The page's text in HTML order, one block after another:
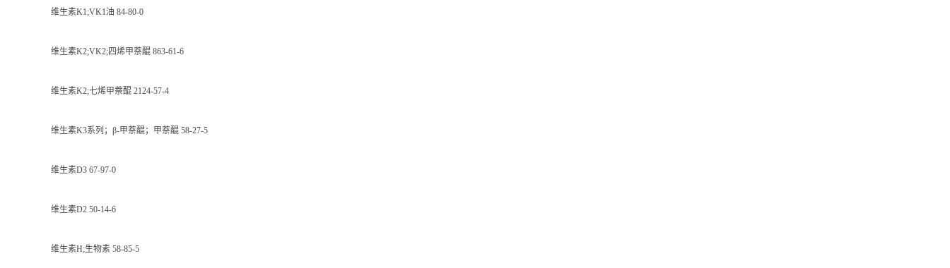
维生素K1;VK1油 84-80-0
维生素K2;VK2;四烯甲萘醌 863-61-6
维生素K2;七烯甲萘醌 2124-57-4
维生素K3系列；β-甲萘醌；甲萘醌 58-27-5
维生素D3 67-97-0
维生素D2 50-14-6
维生素H;生物素 58-85-5